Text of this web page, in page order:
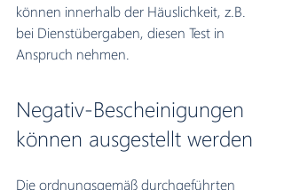
können innerhalb der Häuslichkeit, z.B.
bei Dienstübergaben, diesen Test in
Anspruch nehmen.
Negativ-Bescheinigungen
können ausgestellt werden
Die ordnungsgemäß durchgeführten